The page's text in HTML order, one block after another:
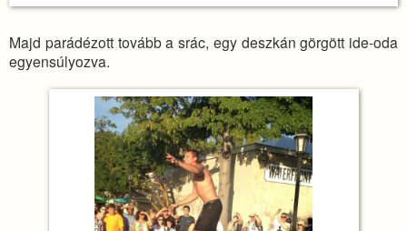
Majd parádézott tovább a srác, egy deszkán görgött ide-oda
egyensúlyozva.